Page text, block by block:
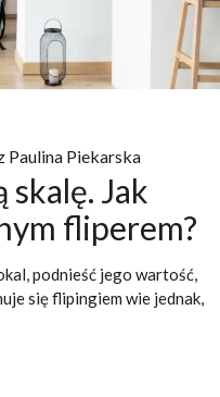
Paulina Piekarska
skalę. Jak
fliperem?
podnieść jego wartość,
się flipingiem wie jednak,